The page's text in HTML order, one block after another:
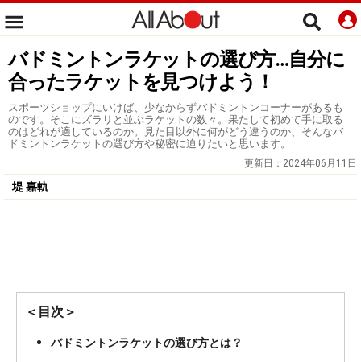
バドミントンラケットの選び方…自分に
合ったラケットを見つけよう！
スポーツショップにいけば、少なからずバドミントンコーナーがあるも
のです。そこにズラリと並ぶラケットの数々。果たして初めて手に取る
のはどれが適しているのか。見た目以外に何がどう違うのか、そんなバ
ドミントンラケットの選び方や秘密に迫りたいと思います。
更新日： 2024年06月11日
堤 嘉軌
＜目次＞
バドミントンラケットの選び方とは？